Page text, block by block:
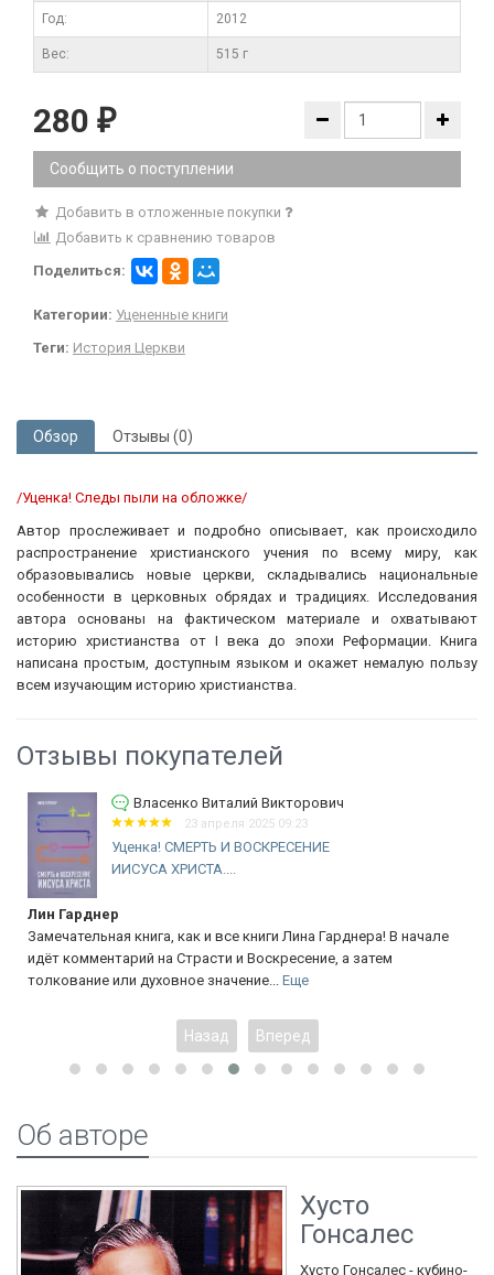
Год: 2012
Вес: 515 г
280 ₽
Сообщить о поступлении
Добавить в отложенные покупки
Добавить к сравнению товаров
Поделиться:
Категории: Уцененные книги
Теги: История Церкви
Обзор Отзывы (0)
/Уценка! Следы пыли на обложке/
Автор прослеживает и подробно описывает, как происходило
распространение христианского учения по всему миру, как
образовывались новые церкви, складывались национальные
особенности в церковных обрядах и традициях. Исследования
автора основаны на фактическом материале и охватывают
историю христианства от I века до эпохи Реформации. Книга
написана простым, доступным языком и окажет немалую пользу
всем изучающим историю христианства.
Отзывы покупателей
Власенко Виталий Викторович
23 апреля 2025 09:23
Уценка! СМЕРТЬ И ВОСКРЕСЕНИЕ
ИИСУСА ХРИСТА....
Лин Гарднер
Замечательная книга, как и все книги Лина Гарднера! В начале
идёт комментарий на Страсти и Воскресение, а затем
толкование или духовное значение... Еще
Назад Вперед
Об авторе
Хусто
Гонсалес
Хусто Гонсалес - кубино-